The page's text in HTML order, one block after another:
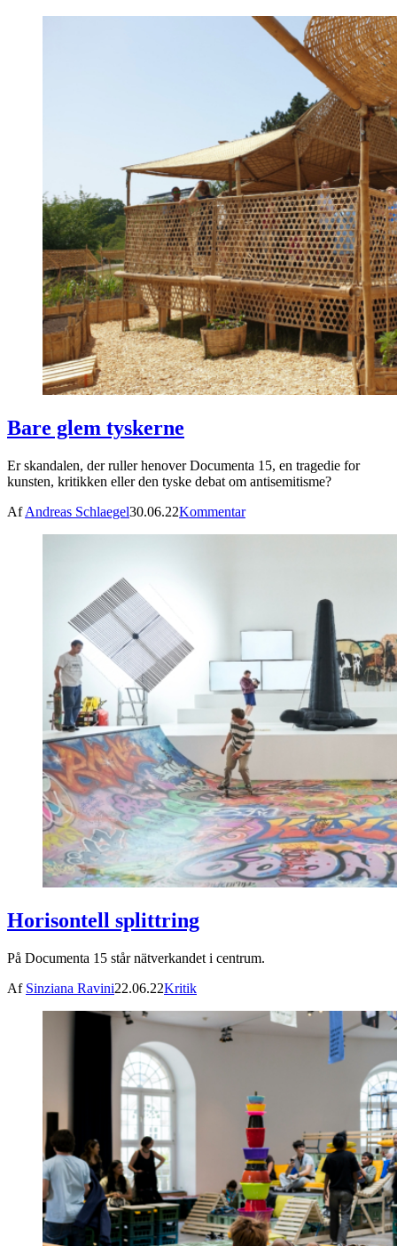
Bare glem tyskerne
Er skandalen, der ruller henover Documenta 15, en tragedie for
kunsten, kritikken eller den tyske debat om antisemitisme?
AfAndreas Schlaegel30.06.22Kommentar
Horisontell splittring
På Documenta 15 står nätverkandet i centrum.
Af Sinziana Ravini22.06.22Kritik